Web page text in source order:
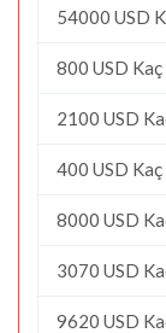
54000 USD
800 USD
2100 USD
400 USD
8000 USD
3070 USD
9620 USD